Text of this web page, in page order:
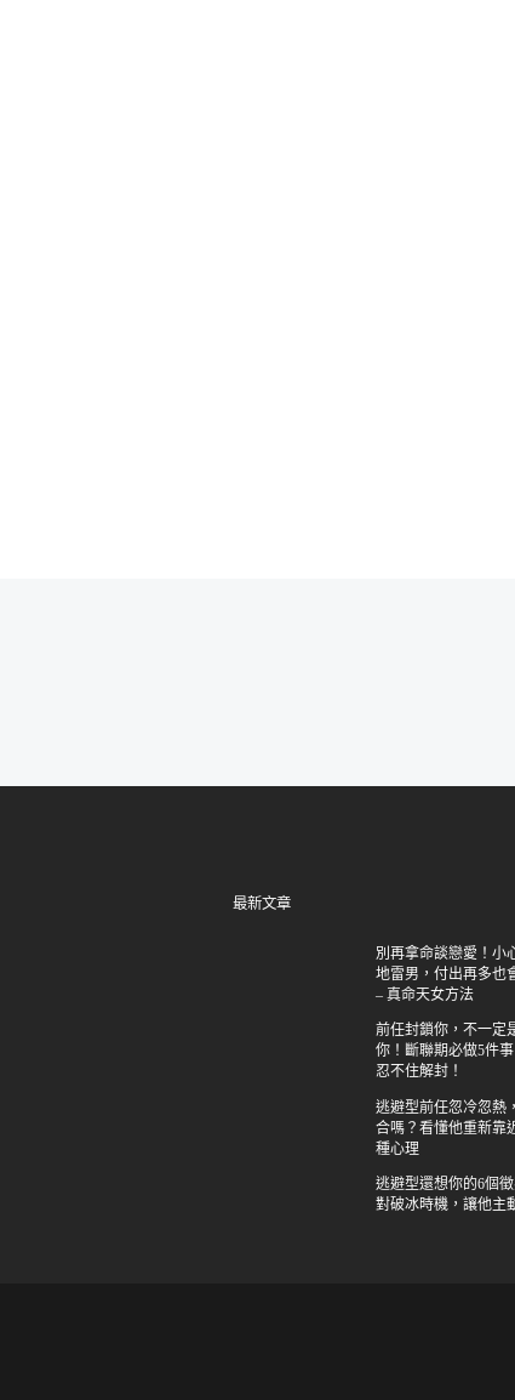
最新文章
別再拿命談戀愛！小
地雷男，付出再多也
– 真命天女方法
前任封鎖你，不一定
你！斷聯期必做5件
忍不住解封！
逃避型前任忽冷忽熱
合嗎？看懂他重新靠
種心理
逃避型還想你的6個
對破冰時機，讓他主